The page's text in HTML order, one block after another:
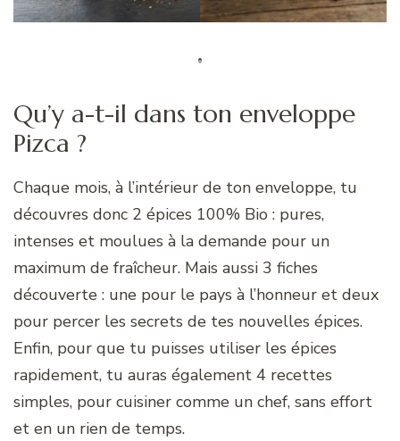
Qu’y a-t-il dans ton enveloppe
Pizca ?
Chaque mois, à l’intérieur de ton enveloppe, tu
découvres donc 2 épices 100% Bio : pures,
intenses et moulues à la demande pour un
maximum de fraîcheur. Mais aussi 3 fiches
découverte : une pour le pays à l’honneur et deux
pour percer les secrets de tes nouvelles épices.
Enfin, pour que tu puisses utiliser les épices
rapidement, tu auras également 4 recettes
simples, pour cuisiner comme un chef, sans effort
et en un rien de temps.